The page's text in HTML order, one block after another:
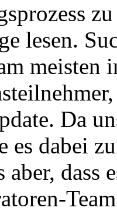
lesen.
meisten
Da
es dabei
aber, dass
Team